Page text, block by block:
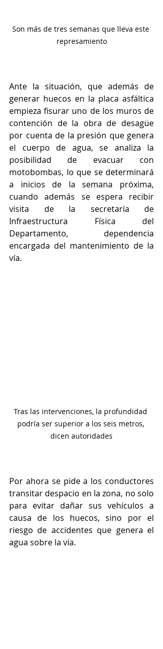
Son más de tres semanas que lleva este
represamiento
Ante la situación, que además de
generar huecos en la placa asfáltica
empieza fisurar uno de los muros de
contención de la obra de desagüe
por cuenta de la presión que genera
el cuerpo de agua, se analiza la
posibilidad de evacuar con
motobombas, lo que se determinará
a inicios de la semana próxima,
cuando además se espera recibir
visita de la secretaría de
Infraestructura Física del
Departamento, dependencia
encargada del mantenimiento de la
vía.
Tras las intervenciones, la profundidad
podría ser superior a los seis metros,
dicen autoridades
Por ahora se pide a los conductores
transitar despacio en la zona, no solo
para evitar dañar sus vehículos a
causa de los huecos, sino por el
riesgo de accidentes que genera el
agua sobre la vía.